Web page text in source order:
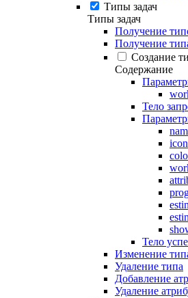
Типы задач
Типы задач
Получение
Получение
Создание
Содержание
Тело
icon
Тело
Изменение
Удаление типа
Добавление
Удаление